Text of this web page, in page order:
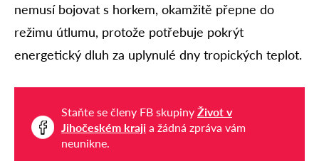
nemusí bojovat s horkem, okamžitě přepne do
režimu útlumu, protože potřebuje pokrýt
energetický dluh za uplynulé dny tropických teplot.
Staňte se členy FB skupiny Život v
Jihočeském kraji a žádná zpráva vám
neunikne.